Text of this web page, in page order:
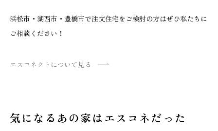
浜松市・湖西市・豊橋市で注文住宅をご検討の方はぜひ私たちに
ご相談ください！
エスコネクトについて見る
気になるあの家はエスコネだった